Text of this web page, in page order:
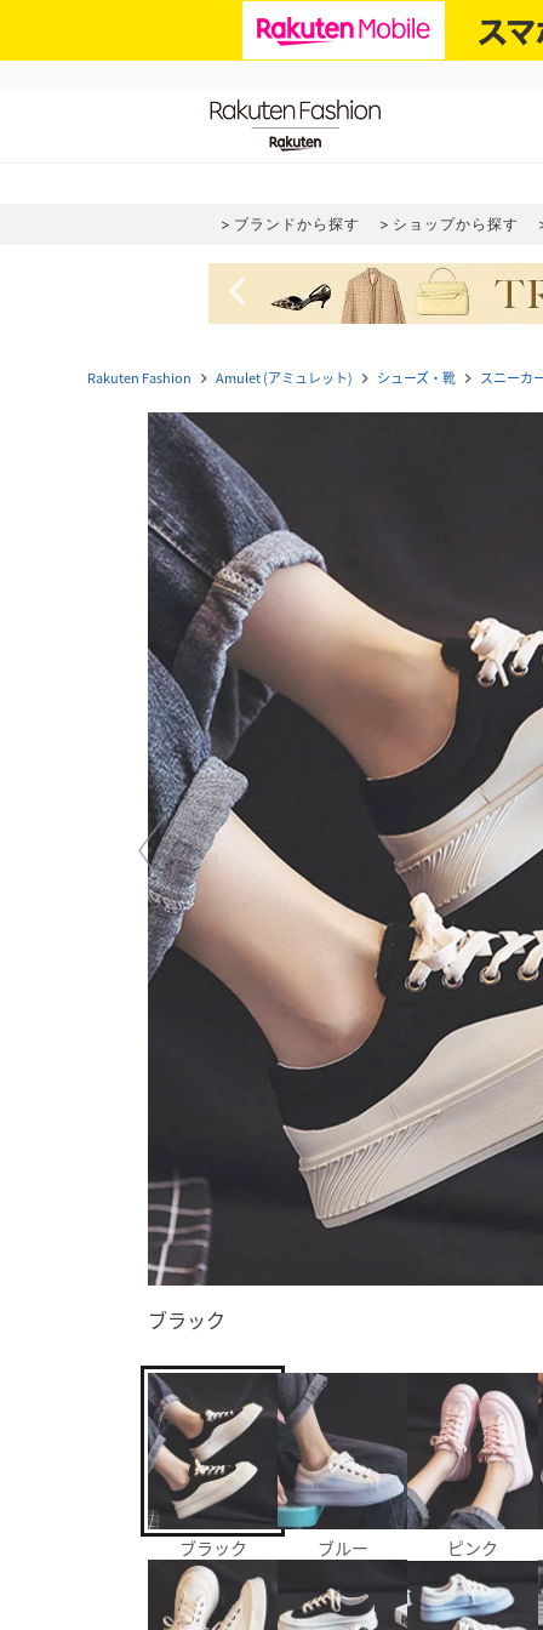
ブランドから探す ショップから探す
navigate_before
Rakuten Fashion navigate_next Amulet (アミュレット) navigate_next シューズ・靴 navigate_next スニーカ
ブラック
ブラック ブルー ピンク